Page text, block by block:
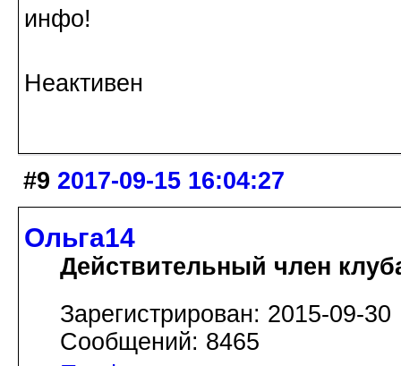
инфо!
Неактивен
#9 2017-09-15 16:04:27
Ольга14
Действительный член
Зарегистрирован: 2015-09-30
Сообщений: 8465